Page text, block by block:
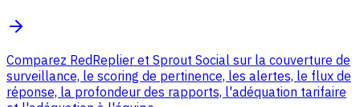
Comparez RedReplier et Sprout Social sur la couverture de
surveillance, le scoring de pertinence, les alertes, le flux de
réponse, la profondeur des rapports, l'adéquation tarifaire